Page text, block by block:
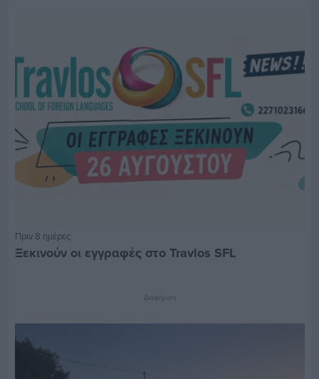
Πριν 8 ημέρες
Ξεκινούν οι εγγραφές στο Travlos SFL
Διαφήμιση